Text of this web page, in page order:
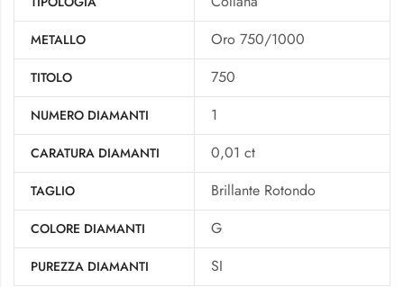
METALLO Oro 750/1000
TITOLO 750
NUMERO DIAMANTI 1
CARATURA DIAMANTI 0,01 ct
TAGLIO Brillante Rotondo
COLORE DIAMANTI G
PUREZZA DIAMANTI SI